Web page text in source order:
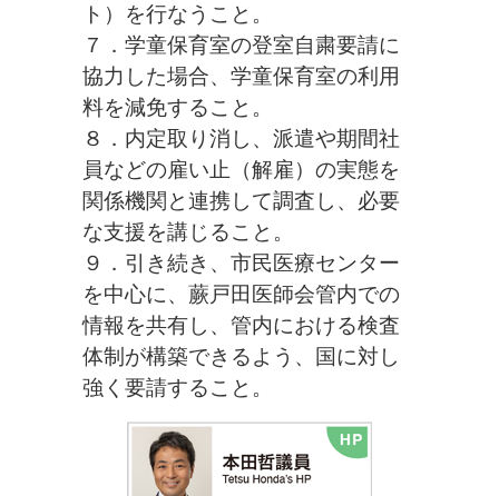
ト）を行なうこと。
７．学童保育室の登室自粛要請に
協力した場合、学童保育室の利用
料を減免すること。
８．内定取り消し、派遣や期間社
員などの雇い止（解雇）の実態を
関係機関と連携して調査し、必要
な支援を講じること。
９．引き続き、市民医療センター
を中心に、蕨戸田医師会管内での
情報を共有し、管内における検査
体制が構築できるよう、国に対し
強く要請すること。